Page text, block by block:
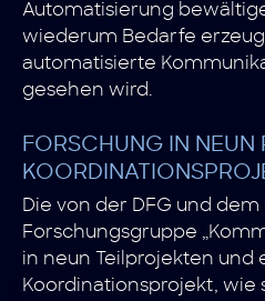
Automatisierung
wiederum Bedarfe
automatisierte
gesehen wird.
FORSCHUNG IN NEUN
Die von der DFG und
Forschungsgruppe
in neun Teilprojekten und
Koordinationsprojekt, wie